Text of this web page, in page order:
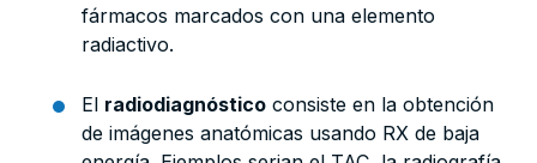
fármacos marcados con una elemento
radiactivo.
El radiodiagnóstico consiste en la obtención
de imágenes anatómicas usando RX de baja